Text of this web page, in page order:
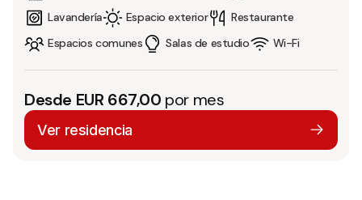
Lavandería
Espacio exterior
Restaurante
Espacios comunes
Salas de estudio Wi-Fi
Desde EUR 667,00 por mes
Ver residencia